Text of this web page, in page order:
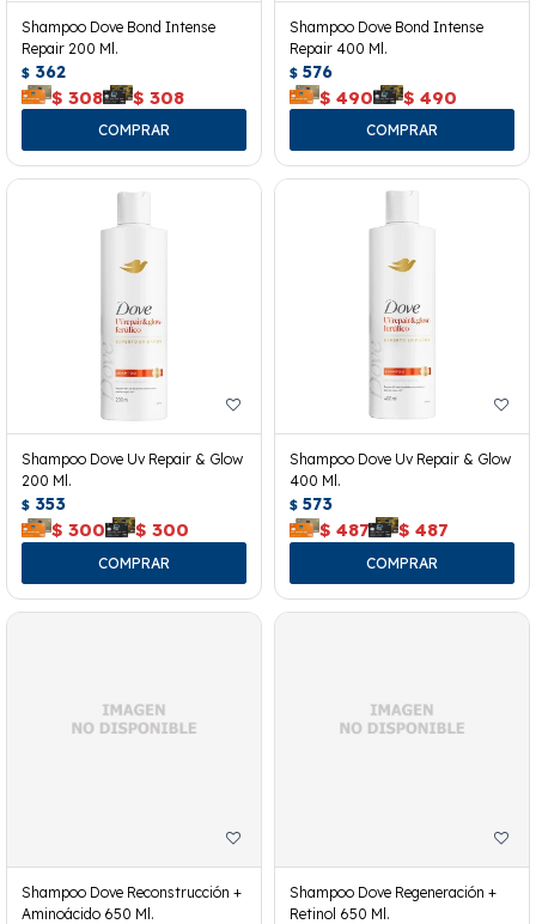
Shampoo Dove Bond Intense
Repair 200 Ml.
$ 362
$ 308 $ 308
Shampoo Dove Bond Intense
Repair 400 Ml.
$ 576
$ 490 $ 490
Shampoo Dove Uv Repair & Glow
200 Ml.
$ 353
$ 300 $ 300
Shampoo Dove Uv Repair & Glow
400 Ml.
$ 573
$ 487 $ 487
Shampoo Dove Reconstrucción +
Aminoácido 650 Ml.
Shampoo Dove Regeneración +
Retinol 650 Ml.